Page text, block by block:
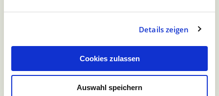
Details zeigen
Cookies zulassen
Auswahl speichern